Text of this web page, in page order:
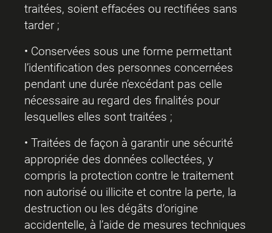
traitées, soient effacées ou rectifiées sans
tarder ;
• Conservées sous une forme permettant
l’identification des personnes concernées
pendant une durée n’excédant pas celle
nécessaire au regard des finalités pour
lesquelles elles sont traitées ;
• Traitées de façon à garantir une sécurité
appropriée des données collectées, y
compris la protection contre le traitement
non autorisé ou illicite et contre la perte, la
destruction ou les dégâts d’origine
accidentelle, à l’aide de mesures techniques